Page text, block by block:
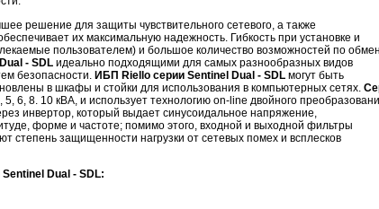
решение для защиты чувствительного сетевого, а также
их максимальную надежность. Гибкость при установке и
пользователем) и большое количество возможностей по
- SDL идеально подходящими для самых разнообразных видов
безопасности. ИБП Riello серии Sentinel Dual - SDL могут быть
в шкафы и стойки для использования в компьютерных сетях.
6, 8. 10 кВА, и использует технологию on-line двойного
инвертор, который выдает синусоидальное напряжение,
форме и частоте; помимо этого, входной и выходной фильтры
степень защищенности нагрузки от сетевых помех и всплесков
Sentinel Dual - SDL: